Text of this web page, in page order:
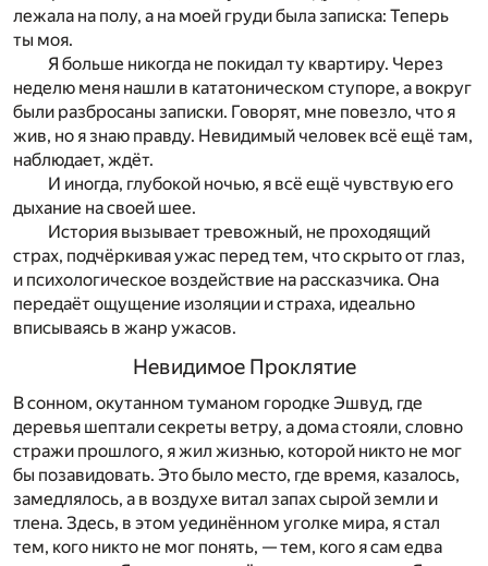
лежала на полу, а на моей груди была записка: Теперь
ты моя.
Я больше никогда не покидал ту квартиру. Через
неделю меня нашли в кататоническом ступоре, а вокруг
были разбросаны записки. Говорят, мне повезло, что я
жив, но я знаю правду. Невидимый человек всё ещё там,
наблюдает, ждёт.
И иногда, глубокой ночью, я всё ещё чувствую его
дыхание на своей шее.
История вызывает тревожный, не проходящий
страх, подчёркивая ужас перед тем, что скрыто от глаз,
и психологическое воздействие на рассказчика. Она
передаёт ощущение изоляции и страха, идеально
вписываясь в жанр ужасов.
Невидимое Проклятие
В сонном, окутанном туманом городке Эшвуд, где
деревья шептали секреты ветру, а дома стояли, словно
стражи прошлого, я жил жизнью, которой никто не мог
бы позавидовать. Это было место, где время, казалось,
замедлялось, а в воздухе витал запах сырой земли и
тлена. Здесь, в этом уединённом уголке мира, я стал
тем, кого никто не мог понять, — тем, кого я сам едва